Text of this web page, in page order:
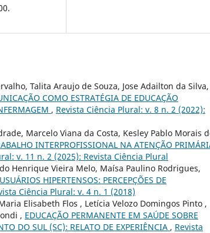
Talita Araujo de Souza, Jose Adailton da Silva,
COMO ESTRATÉGIA DE EDUCAÇÃO
, Revista Ciência Plural: v. 8 n. 2 (2022):
Marcelo Viana da Costa, Kesley Pablo Morais
INTERPROFISSIONAL NA ATENÇÃO
v. 11 n. 2 (2025): Revista Ciência Plural
Henrique Vieira Melo, Maísa Paulino Rodrigues,
HIPERTENSOS: PERCEPÇÕES DE
Ciência Plural: v. 4 n. 1 (2018)
Elisabeth Flos , Letícia Velozo Domingos Pinto ,
, EDUCAÇÃO PERMANENTE EM SAÚDE SOBRE
DO SUL (SC): RELATO DE EXPERIÊNCIA , Revista